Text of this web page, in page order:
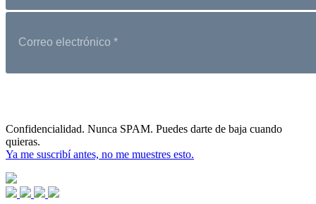
Confidencialidad. Nunca SPAM. Puedes darte de baja cuando
quieras.
Ya me suscribí antes, no me muestres esto.